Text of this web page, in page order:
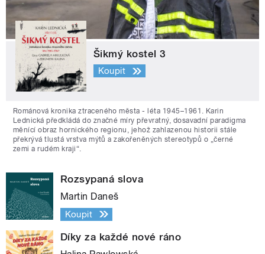
Šikmý kostel 3
Koupit
Románová kronika ztraceného města - léta 1945–1961. Karin
Lednická předkládá do značné míry převratný, dosavadní paradigma
měnící obraz hornického regionu, jehož zahlazenou historii stále
překrývá tlustá vrstva mýtů a zakořeněných stereotypů o „černé
zemi a rudém kraji“.
Rozsypaná slova
Martin Daneš
Koupit
Díky za každé nové ráno